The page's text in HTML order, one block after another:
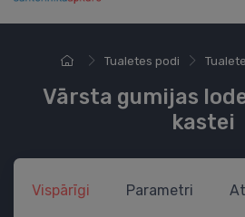
Tualetes podi
Vārsta gumijas
kastei
Vispārīgi Parametri